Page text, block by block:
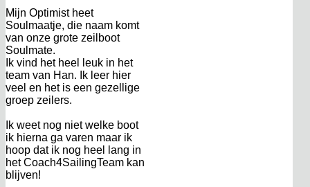
Mijn Optimist heet
Soulmaatje, die naam komt
van onze grote zeilboot
Soulmate.
Ik vind het heel leuk in het
team van Han. Ik leer hier
veel en het is een gezellige
groep zeilers.
Ik weet nog niet welke boot
ik hierna ga varen maar ik
hoop dat ik nog heel lang in
het Coach4SailingTeam kan
blijven!